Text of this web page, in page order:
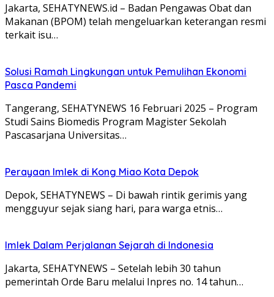
Jakarta, SEHATYNEWS.id – Badan Pengawas Obat dan
Makanan (BPOM) telah mengeluarkan keterangan resmi
terkait isu…
Solusi Ramah Lingkungan untuk Pemulihan Ekonomi
Pasca Pandemi
Tangerang, SEHATYNEWS 16 Februari 2025 – Program
Studi Sains Biomedis Program Magister Sekolah
Pascasarjana Universitas…
Perayaan Imlek di Kong Miao Kota Depok
Depok, SEHATYNEWS – Di bawah rintik gerimis yang
mengguyur sejak siang hari, para warga etnis…
Imlek Dalam Perjalanan Sejarah di Indonesia
Jakarta, SEHATYNEWS – Setelah lebih 30 tahun
pemerintah Orde Baru melalui Inpres no. 14 tahun…